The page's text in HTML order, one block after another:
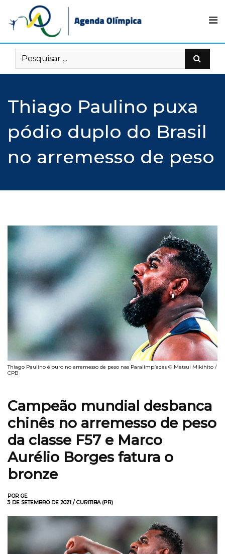
content
Thiago Paulino puxa
pódio duplo do Brasil
no arremesso de peso
Thiago Paulino é ouro no arremesso de peso nas Paralimpíadas © Matsui Mikihito /
CPB
Campeão mundial desbanca
chinês no arremesso de peso
da classe F57 e Marco
Aurélio Borges fatura o
bronze
POR GE
3 DE SETEMBRO DE 2021 / CURITIBA (PR)